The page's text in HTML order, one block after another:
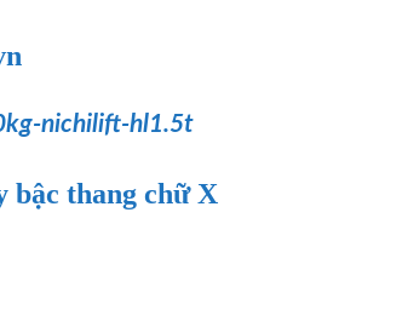
nichilift-hl1.5t
bậc thang chữ X